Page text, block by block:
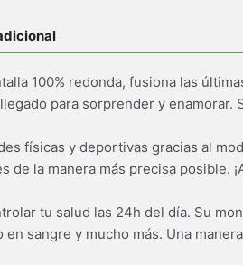
100% redonda, fusiona las
para sorprender y
físicas y deportivas gracias al
de la manera más precisa posible.
tu salud las 24h del día. Su
sangre y mucho más. Una